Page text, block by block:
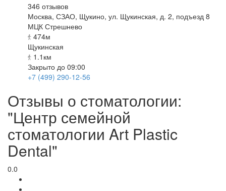
346 отзывов
Москва, СЗАО, Щукино, ул. Щукинская, д. 2, подъезд 8
МЦК Стрешнево
474м
Щукинская
1.1км
Закрыто до 09:00
+7 (499) 290-12-56
Отзывы о стоматологии:
"Центр семейной
стоматологии Art Plastic
Dental"
0.0